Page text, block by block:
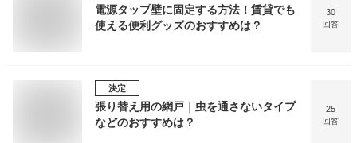
電源タップ壁に固定する方法！賃貸でも
使える便利グッズのおすすめは？
30
回答
決定
張り替え用の網戸｜虫を通さないタイプ
などのおすすめは？
25
回答